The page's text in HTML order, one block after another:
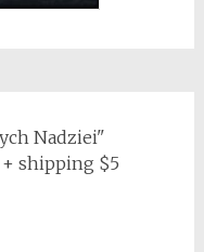
Nadziei"
shipping $5